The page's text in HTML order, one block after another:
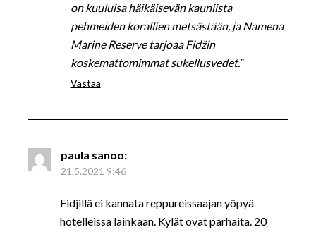
on kuuluisa häikäisevän kauniista
pehmeiden korallien metsästään, ja Namena
Marine Reserve tarjoaa Fidžin
koskemattomimmat sukellusvedet.”
Vastaa
paula sanoo:
21.5.2021 9:46
Fidjillä ei kannata reppureissaajan yöpyä
hotelleissa lainkaan. Kylät ovat parhaita. 20